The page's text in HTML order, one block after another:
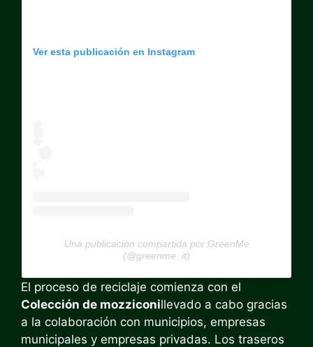
Ver esta publicación en Instagram
Una publicación compartida por GreenMe
(@greenme_it)
El proceso de reciclaje comienza con el
Colección de mozziconillevado a cabo gracias
a la colaboración con municipios, empresas
municipales y empresas privadas. Los traseros